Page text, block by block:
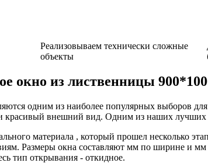
Реализовываем технически сложные
объекты
окно из лиственницы
одним из наиболее популярных выборов
и красивый внешний вид. Одним из наших
материала , который прошел несколько
Размеры окна составляют мм по ширине и
тип открывания - откидное.